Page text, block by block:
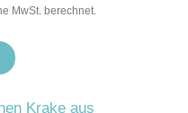
MwSt. berechnet.